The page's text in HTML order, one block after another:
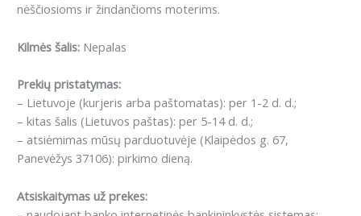
nėščiosioms ir žindančioms moterims.
Kilmės šalis: Nepalas
Prekių pristatymas:
– Lietuvoje (kurjeris arba paštomatas): per 1-2 d. d.;
– kitas šalis (Lietuvos paštas): per 5-14 d. d.;
– atsiėmimas mūsų parduotuvėje (Klaipėdos g. 67,
Panevėžys 37106): pirkimo dieną.
Atsiskaitymas už prekes: